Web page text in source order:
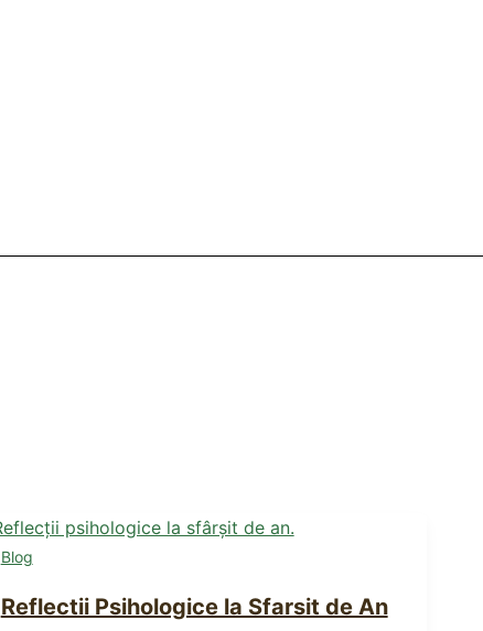
Blog
Reflectii Psihologice la Sfarsit de An